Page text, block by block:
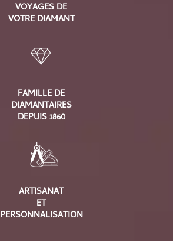
VOYAGES DE
VOTRE DIAMANT
FAMILLE DE
DIAMANTAIRES
DEPUIS 1860
ARTISANAT
ET
PERSONNALISATION